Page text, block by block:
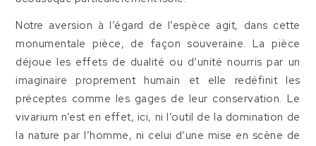
Notre aversion à l’égard de l’espèce agit, dans cette
monumentale pièce, de façon souveraine. La pièce
déjoue les effets de dualité ou d’unité nourris par un
imaginaire proprement humain et elle redéfinit les
préceptes comme les gages de leur conservation. Le
vivarium n’est en effet, ici, ni l’outil de la domination de
la nature par l’homme, ni celui d’une mise en scène de